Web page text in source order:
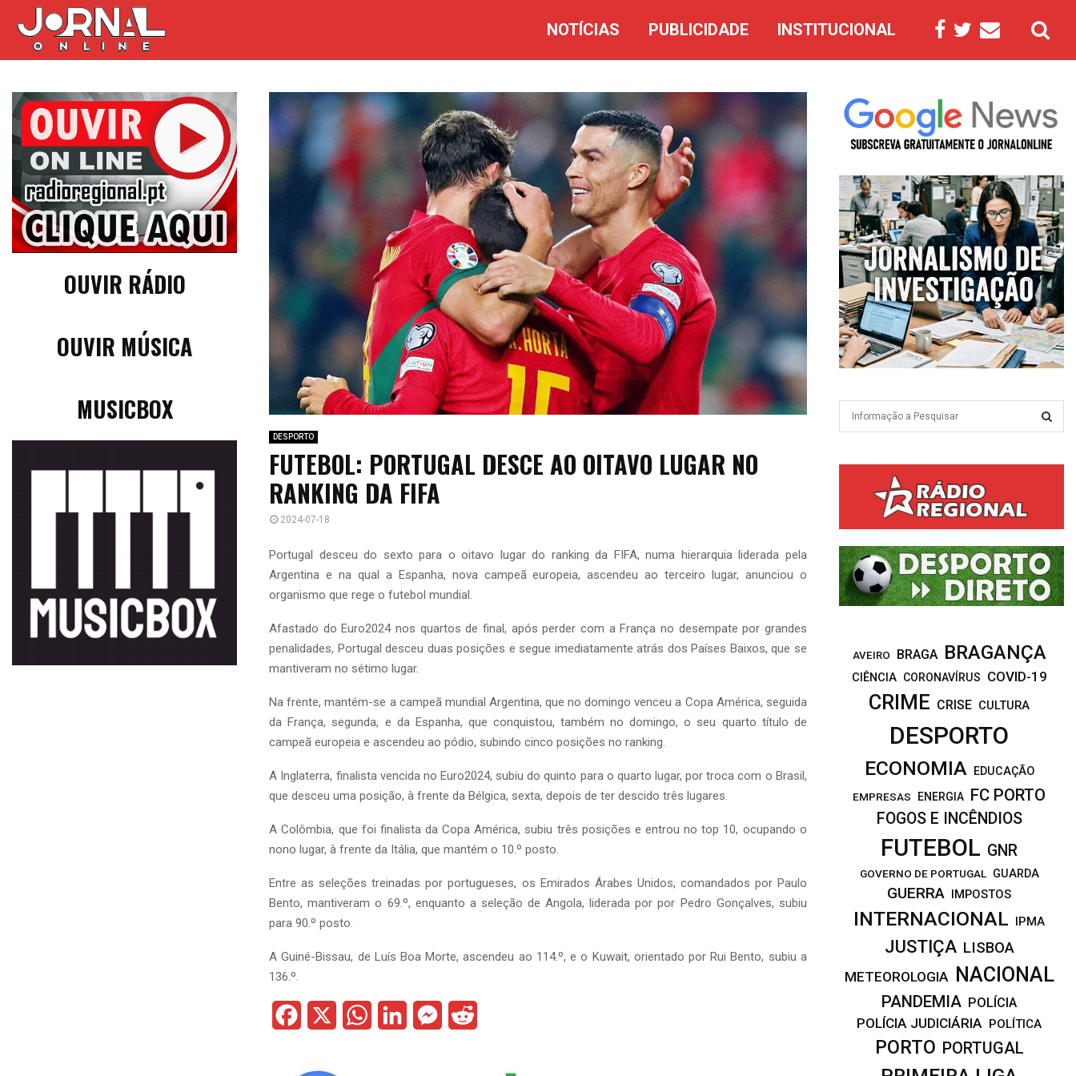
NOTÍCIAS PUBLICIDADE INSTITUCIONAL
DESPORTO
FUTEBOL: PORTUGAL DESCE AO OITAVO LUGAR NO
RANKING DA FIFA
2024-07-18
Portugal desceu do sexto para o oitavo lugar do ranking da FIFA, numa hierarquia liderada pela
Argentina e na qual a Espanha, nova campeã europeia, ascendeu ao terceiro lugar, anunciou o
organismo que rege o futebol mundial.
Afastado do Euro2024 nos quartos de final, após perder com a França no desempate por grandes
penalidades, Portugal desceu duas posições e segue imediatamente atrás dos Países Baixos, que se
mantiveram no sétimo lugar.
Na frente, mantém-se a campeã mundial Argentina, que no domingo venceu a Copa América, seguida
da França, segunda, e da Espanha, que conquistou, também no domingo, o seu quarto título de
campeã europeia e ascendeu ao pódio, subindo cinco posições no ranking.
A Inglaterra, finalista vencida no Euro2024, subiu do quinto para o quarto lugar, por troca com o Brasil,
que desceu uma posição, à frente da Bélgica, sexta, depois de ter descido três lugares.
A Colômbia, que foi finalista da Copa América, subiu três posições e entrou no top 10, ocupando o
nono lugar, à frente da Itália, que mantém o 10.º posto.
Entre as seleções treinadas por portugueses, os Emirados Árabes Unidos, comandados por Paulo
Bento, mantiveram o 69.º, enquanto a seleção de Angola, liderada por por Pedro Gonçalves, subiu
para 90.º posto.
A Guiné-Bissau, de Luís Boa Morte, ascendeu ao 114.º, e o Kuwait, orientado por Rui Bento, subiu a
136.º.
c
W
M
OUVIR RÁDIO
OUVIR MÚSICA
MUSICBOX
o
r
:
R
C
H
AVEIRO BRAGA BRAGANÇA
CIÊNCIA CORONAVÍRUS COVID-19
CRIME CRISE CULTURA
DESPORTO
ECONOMIA
EDUCAÇÃO
EMPRESAS
ENERGIA FC PORTO
FOGOS E INCÊNDIOS
FUTEBOL GNR
GOVERNO DE PORTUGAL GUARDA
GUERRA IMPOSTOS
INTERNACIONAL IPMA
JUSTIÇA LISBOA
METEOROLOGIA NACIONAL
PANDEMIA POLÍCIA
POLÍCIA JUDICIÁRIA POLÍTICA
PORTO PORTUGAL